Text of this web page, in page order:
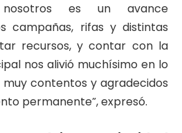
nosotros es un avance
campañas, rifas y distintas
recursos, y contar con la
nos alivió muchísimo en lo
contentos y agradecidos
permanente”, expresó.